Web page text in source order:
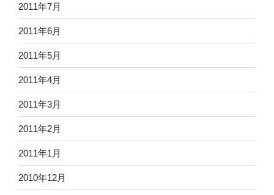
2011年7月
2011年6月
2011年5月
2011年4月
2011年3月
2011年2月
2011年1月
2010年12月